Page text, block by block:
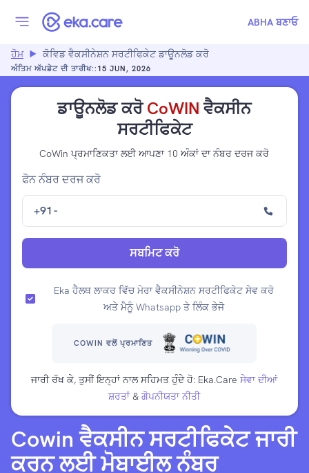
ABHA ਬਣਾਓ
ਹੋਮ ਕੋਵਿਡ ਵੈਕਸੀਨੇਸ਼ਨ ਸਰਟੀਫਿਕੇਟ ਡਾਊਨਲੋਡ ਕਰੋ
ਅੰਤਿਮ ਅੱਪਡੇਟ ਦੀ ਤਾਰੀਖ:: 15 JUN, 2026
Cowin ਵੈਕਸੀਨ ਸਰਟੀਫਿਕੇਟ ਜਾਰੀ
ਕਰਨ ਲਈ ਮੋਬਾਈਲ ਨੰਬਰ
ਡਾਊਨਲੋਡ ਕਰੋ CoWIN ਵੈਕਸੀਨ
ਸਰਟੀਫਿਕੇਟ
CoWin ਪ੍ਰਮਾਣਿਕਤਾ ਲਈ ਆਪਣਾ 10 ਅੰਕਾਂ ਦਾ ਨੰਬਰ ਦਰਜ ਕਰੋ
ਫੋਨ ਨੰਬਰ ਦਰਜ ਕਰੋ
+91-
ਸਬਮਿਟ ਕਰੋ
Eka ਹੈਲਥ ਲਾਕਰ ਵਿੱਚ ਮੇਰਾ ਵੈਕਸੀਨੇਸ਼ਨ ਸਰਟੀਫਿਕੇਟ ਸੇਵ ਕਰੋ
ਅਤੇ ਮੈਨੂੰ Whatsapp ਤੇ ਲਿੰਕ ਭੇਜੋ
COWIN ਵਲੋਂ ਪ੍ਰਮਾਣਿਤ
ਜਾਰੀ ਰੱਖ ਕੇ, ਤੁਸੀਂ ਇਨ੍ਹਾਂ ਨਾਲ ਸਹਿਮਤ ਹੁੰਦੇ ਹੋ: Eka.Care ਸੇਵਾ ਦੀਆਂ
ਸ਼ਰਤਾਂ & ਗੋਪਨੀਯਤਾ ਨੀਤੀ